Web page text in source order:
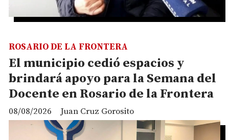
El municipio cedió espacios y
brindará apoyo para la Semana del
Docente en Rosario de la Frontera
Juan Cruz Gorosito
ROSARIO DE LA FRONTERA
08/08/2026